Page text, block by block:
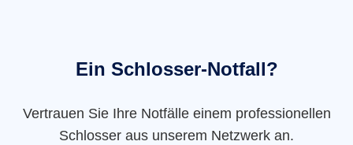
Ein Schlosser-Notfall?
Vertrauen Sie Ihre Notfälle einem professionellen
Schlosser aus unserem Netzwerk an.